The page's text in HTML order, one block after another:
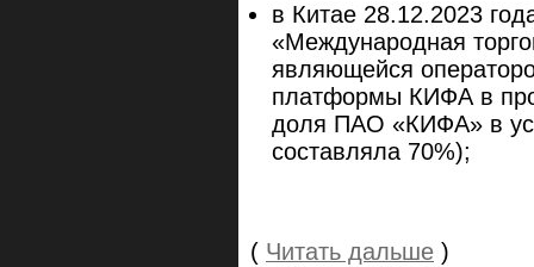
в Китае 28.12.2023
«Международная
являющейся
платформы КИФА в
доля ПАО «КИФА» в
составляла 70%);
( Читать дальше )